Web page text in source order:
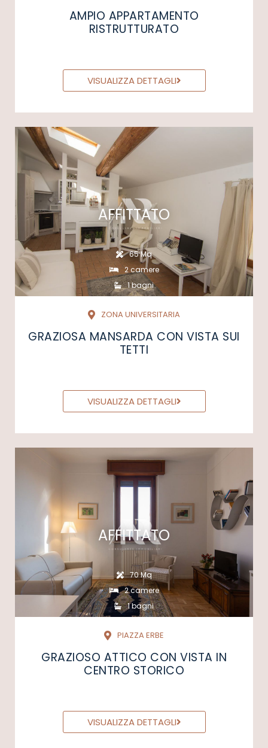
AMPIO APPARTAMENTO
RISTRUTTURATO
VISUALIZZA DETTAGLI
AFFITTATO
65 Mq
2 camere
1 bagni
ZONA UNIVERSITARIA
GRAZIOSA MANSARDA CON VISTA SUI
TETTI
VISUALIZZA DETTAGLI
AFFITTATO
70 Mq
2 camere
1 bagni
PIAZZA ERBE
GRAZIOSO ATTICO CON VISTA IN
CENTRO STORICO
VISUALIZZA DETTAGLI